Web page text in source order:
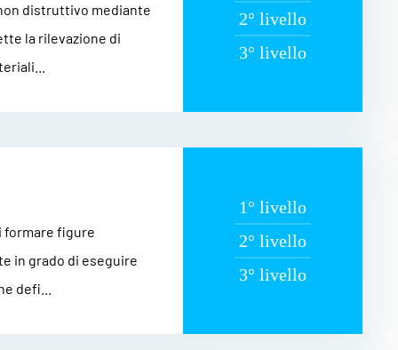
distruttivo mediante
la rilevazione di
2° livello
3° livello
formare figure
in grado di eseguire
defi...
1° livello
2° livello
3° livello